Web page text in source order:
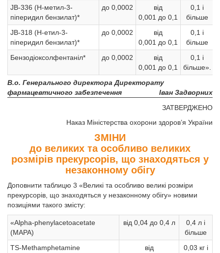
JB-336 (Н-метил-3-
піперидил бензилат)*
до 0,0002
від
0,001 до 0,1
0,1 і
більше
JB-318 (Н-етил-3-
піперидил бензилат)*
до 0,0002
від
0,001 до 0,1
0,1 і
більше
Бензодіоксолфентаніл*
до 0,0002
від
0,001 до 0,1
0,1 і
більше».
В.о. Генерального директора Директорату
фармацевтичного забезпечення
Іван Задворних
ЗАТВЕРДЖЕНО
Наказ Міністерства охорони здоров’я України
ЗМІНИ
до великих та особливо великих
розмірів прекурсорів, що знаходяться у
незаконному обігу
Доповнити таблицю 3 «Великі та особливо великі розміри
прекурсорів, що знаходяться у незаконному обігу» новими
позиціями такого змісту:
«Аlpha-phenylacetoacetate
(МАРА)
від 0,04 до 0,4 л
0,4 л і
більше
TS-Methamphetamine
від
0,03 кг і